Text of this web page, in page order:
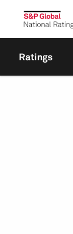
Ratings